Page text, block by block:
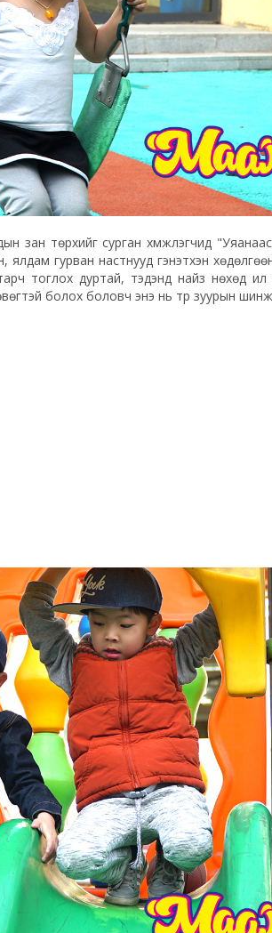
зан төрхийг сурган хүмүүжүүлэгчид
ялдам гурван настнууд гэнэтхэн
тоглох дуртай, тэдэнд найз нөхөд
болох боловч энэ нь түр зуурын